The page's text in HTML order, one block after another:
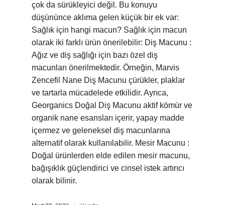
çok da sürükleyici değil. Bu konuyu
düşününce aklıma gelen küçük bir ek var:
Sağlık için hangi macun? Sağlık için macun
olarak iki farklı ürün önerilebilir: Diş Macunu :
Ağız ve diş sağlığı için bazı özel diş
macunları önerilmektedir. Örneğin, Marvis
Zencefil Nane Diş Macunu çürükler, plaklar
ve tartarla mücadelede etkilidir. Ayrıca,
Georganics Doğal Diş Macunu aktif kömür ve
organik nane esansları içerir, yapay madde
içermez ve geleneksel diş macunlarına
alternatif olarak kullanılabilir. Mesir Macunu :
Doğal ürünlerden elde edilen mesir macunu,
bağışıklık güçlendirici ve cinsel istek artırıcı
olarak bilinir.